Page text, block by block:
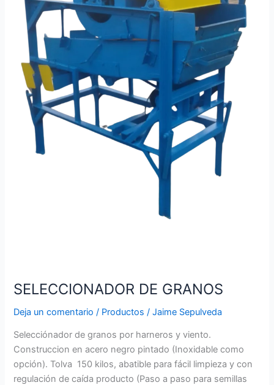
SELECCIONADOR DE GRANOS
Deja un comentario / Productos /Jaime Sepulveda
Selecciónador de granos por harneros y viento.
Construccion en acero negro pintado (Inoxidable como
opción). Tolva 150 kilos, abatible para fácil limpieza y con
regulación de caída producto (Paso a paso para semillas